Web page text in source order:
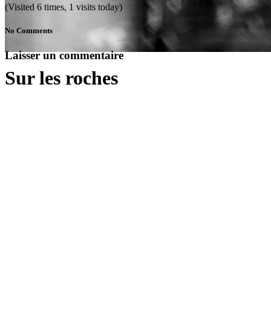
Sur les roches
(Visited 6 times, 1 visits today)
No Comments
Laisser un commentaire